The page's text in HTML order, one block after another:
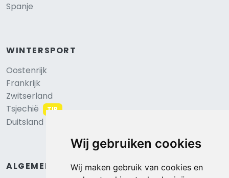
Wij gebruiken cookies
Wij maken gebruik van cookies en
Spanje
WINTERSPORT
Oostenrijk
Frankrijk
Zwitserland
Tsjechië
TIP
Duitsland
ALGEMEEN